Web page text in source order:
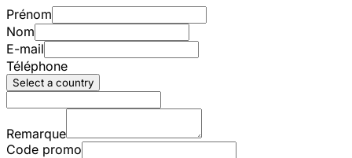
Prénom
Nom
E-mail
Téléphone
Select a country
Remarque
Code promo